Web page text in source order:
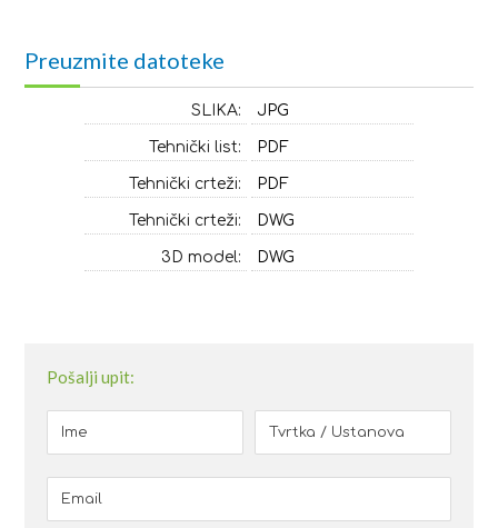
Preuzmite datoteke
SLIKA: JPG
Tehnički list: PDF
Tehnički crteži: PDF
Tehnički crteži: DWG
3D model: DWG
Pošalji upit: